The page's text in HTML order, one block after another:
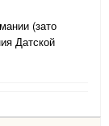
(зато
Датской